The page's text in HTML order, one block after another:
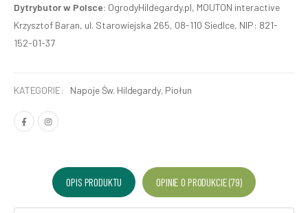
Dytrybutor w Polsce: OgrodyHildegardy.pl, MOUTON interactive
Krzysztof Baran, ul. Starowiejska 265, 08-110 Siedlce, NIP: 821-
152-01-37
KATEGORIE: Napoje Św. Hildegardy, Piołun
OPIS PRODUKTU OPINIE O PRODUKCIE (79)